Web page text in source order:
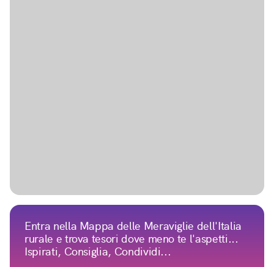
Entra nella Mappa delle Meraviglie dell'Italia
rurale e trova tesori dove meno te l'aspetti...
Ispirati, Consiglia, Condividi...